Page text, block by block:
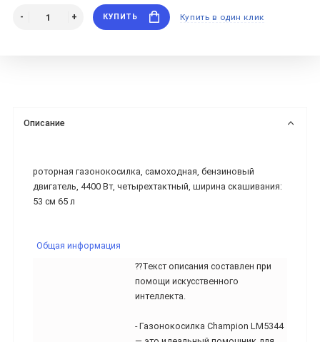
КУПИТЬ Купить в один клик
Описание
роторная газонокосилка, самоходная, бензиновый
двигатель, 4400 Вт, четырехтактный, ширина скашивания:
53 см 65 л
Общая информация
??Текст описания составлен при
помощи искусственного
интеллекта.
- Газонокосилка Champion LM5344